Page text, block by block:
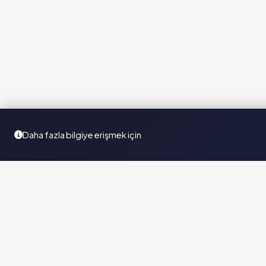
Daha fazla bilgiye erişmek için